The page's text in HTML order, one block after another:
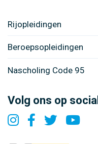
Rijopleidingen
Beroepsopleidingen
Nascholing Code 95
Volg ons op